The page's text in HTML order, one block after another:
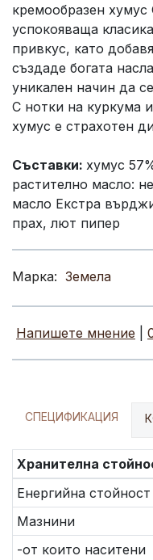
кремообразен хумус
успокояваща
привкус, като
създаде богата
уникален начин да
С нотки на куркума
хумус е страхотен
Съставки: хумус
растително масло:
масло Екстра
прах, лют пипер
Марка: Земела
Напишете мнение
СПЕЦИФИКАЦИЯ
Хранителна
Енергийна стойност
Мазнини
-от които наситени